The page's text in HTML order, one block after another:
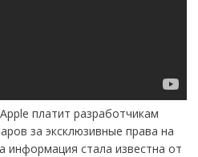
платит разработчикам
за эксклюзивные права на
информация стала известна от